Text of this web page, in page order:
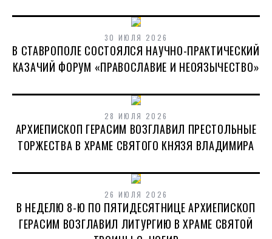
30 ИЮЛЯ 2026
В СТАВРОПОЛЕ СОСТОЯЛСЯ НАУЧНО-ПРАКТИЧЕСКИЙ
КАЗАЧИЙ ФОРУМ «ПРАВОСЛАВИЕ И НЕОЯЗЫЧЕСТВО»
28 ИЮЛЯ 2026
АРХИЕПИСКОП ГЕРАСИМ ВОЗГЛАВИЛ ПРЕСТОЛЬНЫЕ
ТОРЖЕСТВА В ХРАМЕ СВЯТОГО КНЯЗЯ ВЛАДИМИРА
26 ИЮЛЯ 2026
В НЕДЕЛЮ 8-Ю ПО ПЯТИДЕСЯТНИЦЕ АРХИЕПИСКОП
ГЕРАСИМ ВОЗГЛАВИЛ ЛИТУРГИЮ В ХРАМЕ СВЯТОЙ